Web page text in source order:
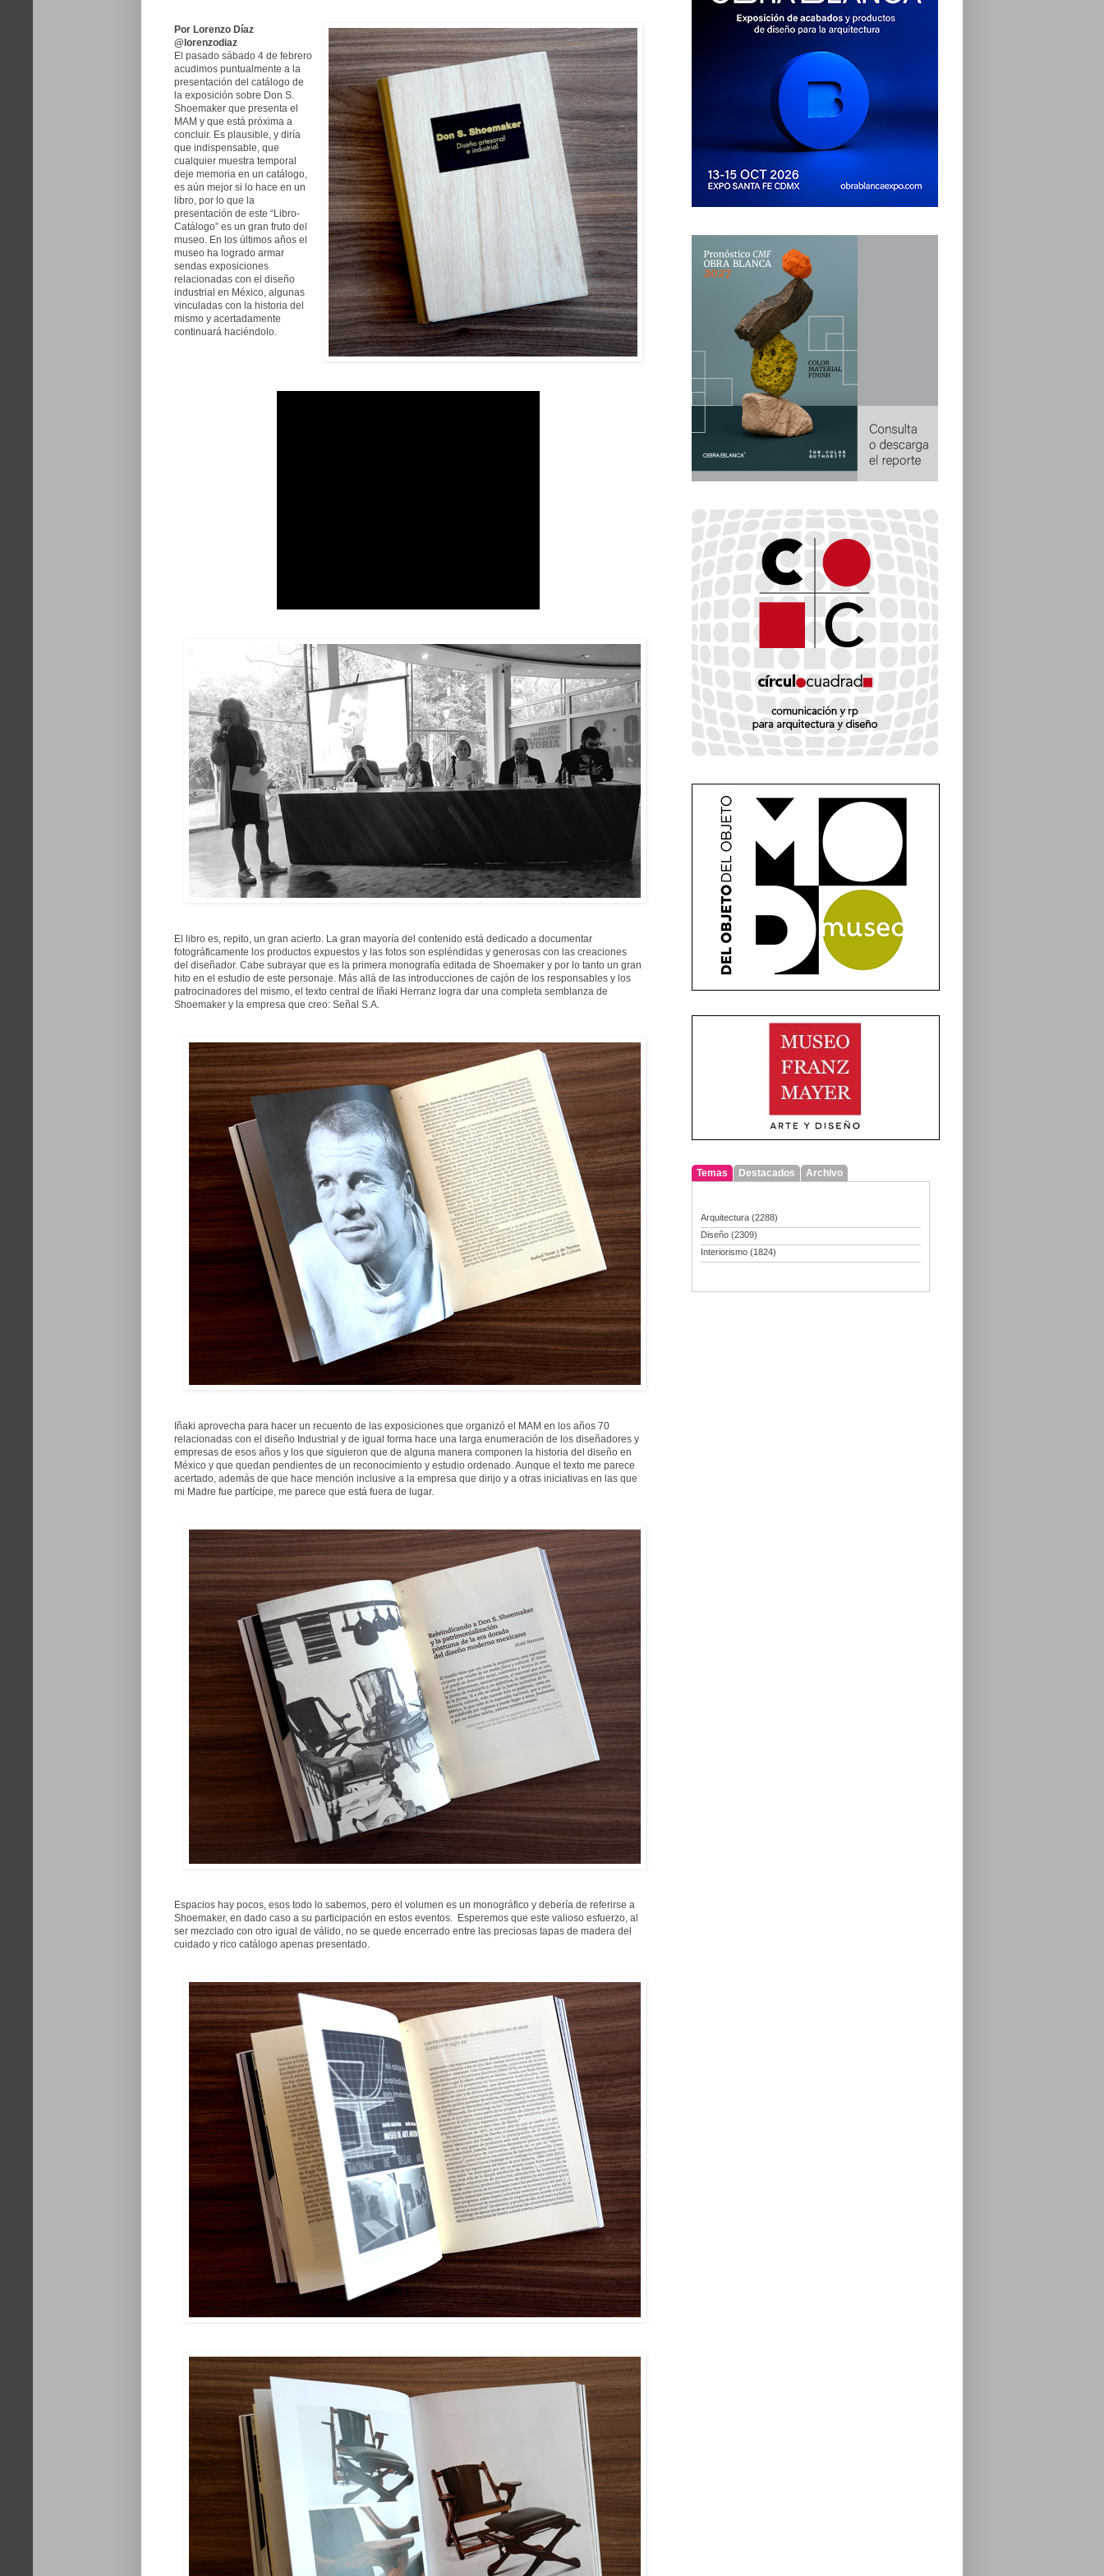
Por Lorenzo Díaz
@lorenzodiaz
El pasado sábado 4 de febrero
acudimos puntualmente a la
presentación del catálogo de
la exposición sobre Don S.
Shoemaker que presenta el
MAM y que está próxima a
concluir. Es plausible, y diría
que indispensable, que
cualquier muestra temporal
deje memoria en un catálogo,
es aún mejor si lo hace en un
libro, por lo que la
presentación de este “Libro-
Catálogo” es un gran fruto del
museo. En los últimos años el
museo ha logrado armar
sendas exposiciones
relacionadas con el diseño
industrial en México, algunas
vinculadas con la historia del
mismo y acertadamente
continuará haciéndolo.
El libro es, repito, un gran acierto. La gran mayoría del contenido está dedicado a documentar
fotográficamente los productos expuestos y las fotos son espléndidas y generosas con las creaciones
del diseñador. Cabe subrayar que es la primera monografía editada de Shoemaker y por lo tanto un gran
hito en el estudio de este personaje. Más allá de las introducciones de cajón de los responsables y los
patrocinadores del mismo, el texto central de Iñaki Herranz logra dar una completa semblanza de
Shoemaker y la empresa que creo: Señal S.A.
Iñaki aprovecha para hacer un recuento de las exposiciones que organizó el MAM en los años 70
relacionadas con el diseño Industrial y de igual forma hace una larga enumeración de los diseñadores y
empresas de esos años y los que siguieron que de alguna manera componen la historia del diseño en
México y que quedan pendientes de un reconocimiento y estudio ordenado. Aunque el texto me parece
acertado, además de que hace mención inclusive a la empresa que dirijo y a otras iniciativas en las que
mi Madre fue partícipe, me parece que está fuera de lugar.
Espacios hay pocos, esos todo lo sabemos, pero el volumen es un monográfico y debería de referirse a
Shoemaker, en dado caso a su participación en estos eventos. Esperemos que este valioso esfuerzo, al
ser mezclado con otro igual de válido, no se quede encerrado entre las preciosas tapas de madera del
cuidado y rico catálogo apenas presentado.
Temas Destacados Archivo
Arquitectura (2288)
Diseño (2309)
Interiorismo (1824)